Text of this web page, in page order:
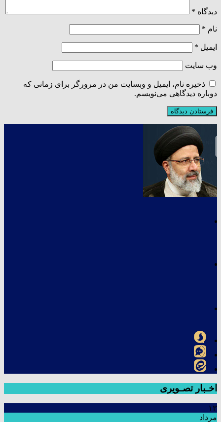
دیدگاه *
نام *
ایمیل *
وب‌ سایت
ذخیره نام، ایمیل و وبسایت من در مرورگر برای زمانی که
دوباره دیدگاهی می‌نویسم.
اخـبار تصـویری
۱۳
مرداد